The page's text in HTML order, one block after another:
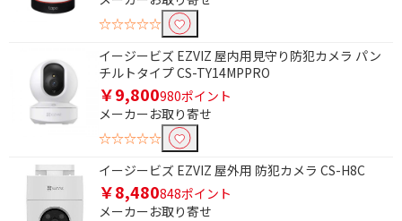
☆☆☆☆☆
イージービズ EZVIZ 屋内用見守り防犯カメラ パン
チルトタイプ CS-TY14MPPRO
￥9,800980ポイント
メーカーお取り寄せ
☆☆☆☆☆
イージービズ EZVIZ 屋外用 防犯カメラ CS-H8C
￥8,480848ポイント
メーカーお取り寄せ